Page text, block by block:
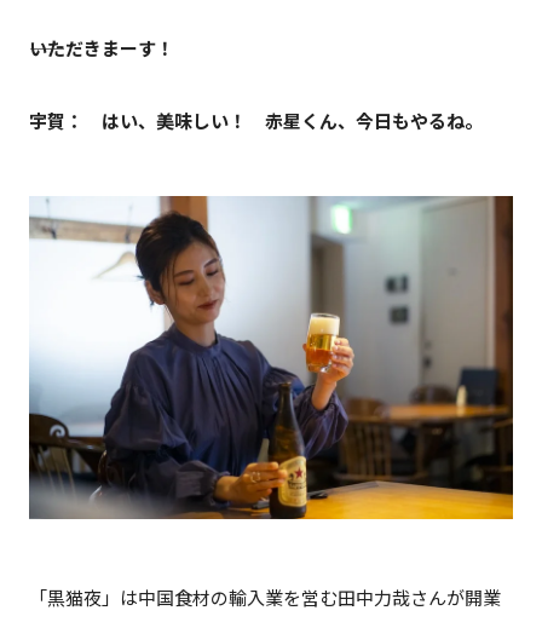
――いただきまーす！
宇賀： はい、美味しい！ 赤星くん、今日もやるね。
「黒猫夜」は中国食材の輸入業を営む田中力哉さんが開業